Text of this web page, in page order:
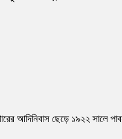
আদিনিবাস ছেড়ে ১৯২২ সালে